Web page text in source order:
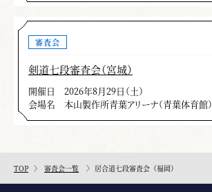
審査会
剣道七段審査会（宮城）
開催日
2026年8月29日（土）
会場名
本山製作所青葉アリーナ（青葉体育館）
TOP 審査会一覧 居合道七段審査会（福岡）